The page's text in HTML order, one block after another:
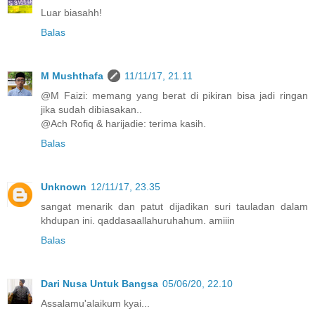
Luar biasahh!
Balas
M Mushthafa
11/11/17, 21.11
@M Faizi: memang yang berat di pikiran bisa jadi ringan
jika sudah dibiasakan..
@Ach Rofiq & harijadie: terima kasih.
Balas
Unknown 12/11/17, 23.35
sangat menarik dan patut dijadikan suri tauladan dalam
khdupan ini. qaddasaallahuruhahum. amiiin
Balas
Dari Nusa Untuk Bangsa 05/06/20, 22.10
Assalamu'alaikum kyai...